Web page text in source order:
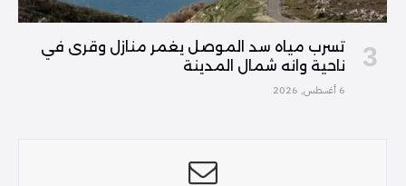
تسرب مياه سد الموصل يغمر منازل وقرى في
ناحية وانه شمال المدينة
6 أغسطس, 2026